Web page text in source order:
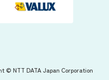
© NTT DATA Japan Corporation